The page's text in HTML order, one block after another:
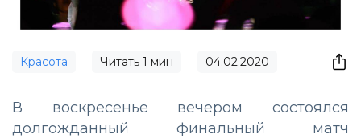
Красота Читать 1 мин 04.02.2020
В воскресенье вечером состоялся
долгожданный финальный матч